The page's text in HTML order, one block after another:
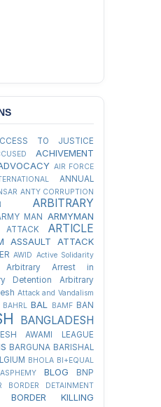
TO JUSTICE
ACHIVEMENT
AIR FORCE
ANNUAL
ANTY CORRUPTION
ARBITRARY
MAN ARMYMAN
ATTACK ARTICLE
ASSAULT ATTACK
AWID Active Solidarity
Arbitrary Arrest in
Detention
Arbitrary
Attack and Vandalism
BAHRL BAL BAMF BAN
BANGLADESH
AWAMI LEAGUE
BARGUNA BARISHAL
BHOLA BI+EQUAL
BLOG
BNP
BORDER DETAINMENT
BORDER KILLING